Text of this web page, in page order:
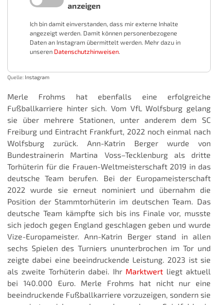
anzeigen
Ich bin damit einverstanden, dass mir externe Inhalte
angezeigt werden. Damit können personenbezogene
Daten an Instagram übermittelt werden. Mehr dazu in
unseren Datenschutzhinweisen.
Quelle: Instagram
Merle Frohms hat ebenfalls eine erfolgreiche
Fußballkarriere hinter sich. Vom VfL Wolfsburg gelang
sie über mehrere Stationen, unter anderem dem SC
Freiburg und Eintracht Frankfurt, 2022 noch einmal nach
Wolfsburg zurück. Ann-Katrin Berger wurde von
Bundestrainerin Martina Voss–Tecklenburg als dritte
Torhüterin für die Frauen-Weltmeisterschaft 2019 in das
deutsche Team berufen. Bei der Europameisterschaft
2022 wurde sie erneut nominiert und übernahm die
Position der Stammtorhüterin im deutschen Team. Das
deutsche Team kämpfte sich bis ins Finale vor, musste
sich jedoch gegen England geschlagen geben und wurde
Vize-Europameister. Ann-Katrin Berger stand in allen
sechs Spielen des Turniers ununterbrochen im Tor und
zeigte dabei eine beeindruckende Leistung. 2023 ist sie
als zweite Torhüterin dabei. Ihr Marktwert liegt aktuell
bei 140.000 Euro. Merle Frohms hat nicht nur eine
beeindruckende Fußballkarriere vorzuzeigen, sondern sie